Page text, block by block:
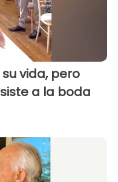
vida, pero
a la boda